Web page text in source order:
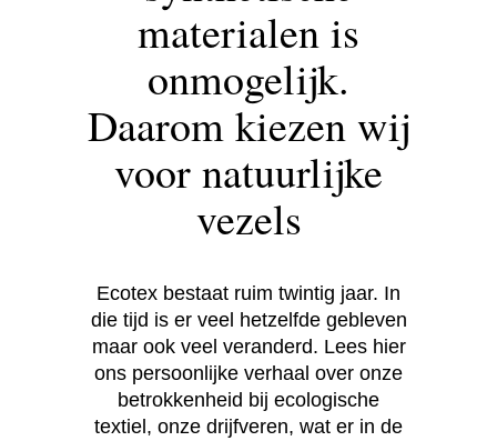
materialen is
onmogelijk.
Daarom kiezen wij
voor natuurlijke
vezels
Ecotex bestaat ruim twintig jaar. In
die tijd is er veel hetzelfde gebleven
maar ook veel veranderd. Lees hier
ons persoonlijke verhaal over onze
betrokkenheid bij ecologische
textiel, onze drijfveren, wat er in de